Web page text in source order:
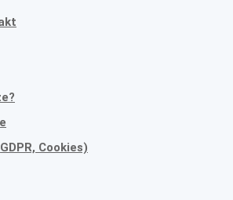
Cookies)